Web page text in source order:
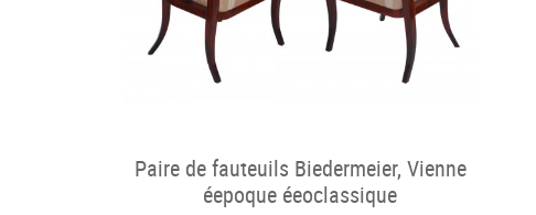
Paire de fauteuils Biedermeier, Vienne
éepoque éeoclassique